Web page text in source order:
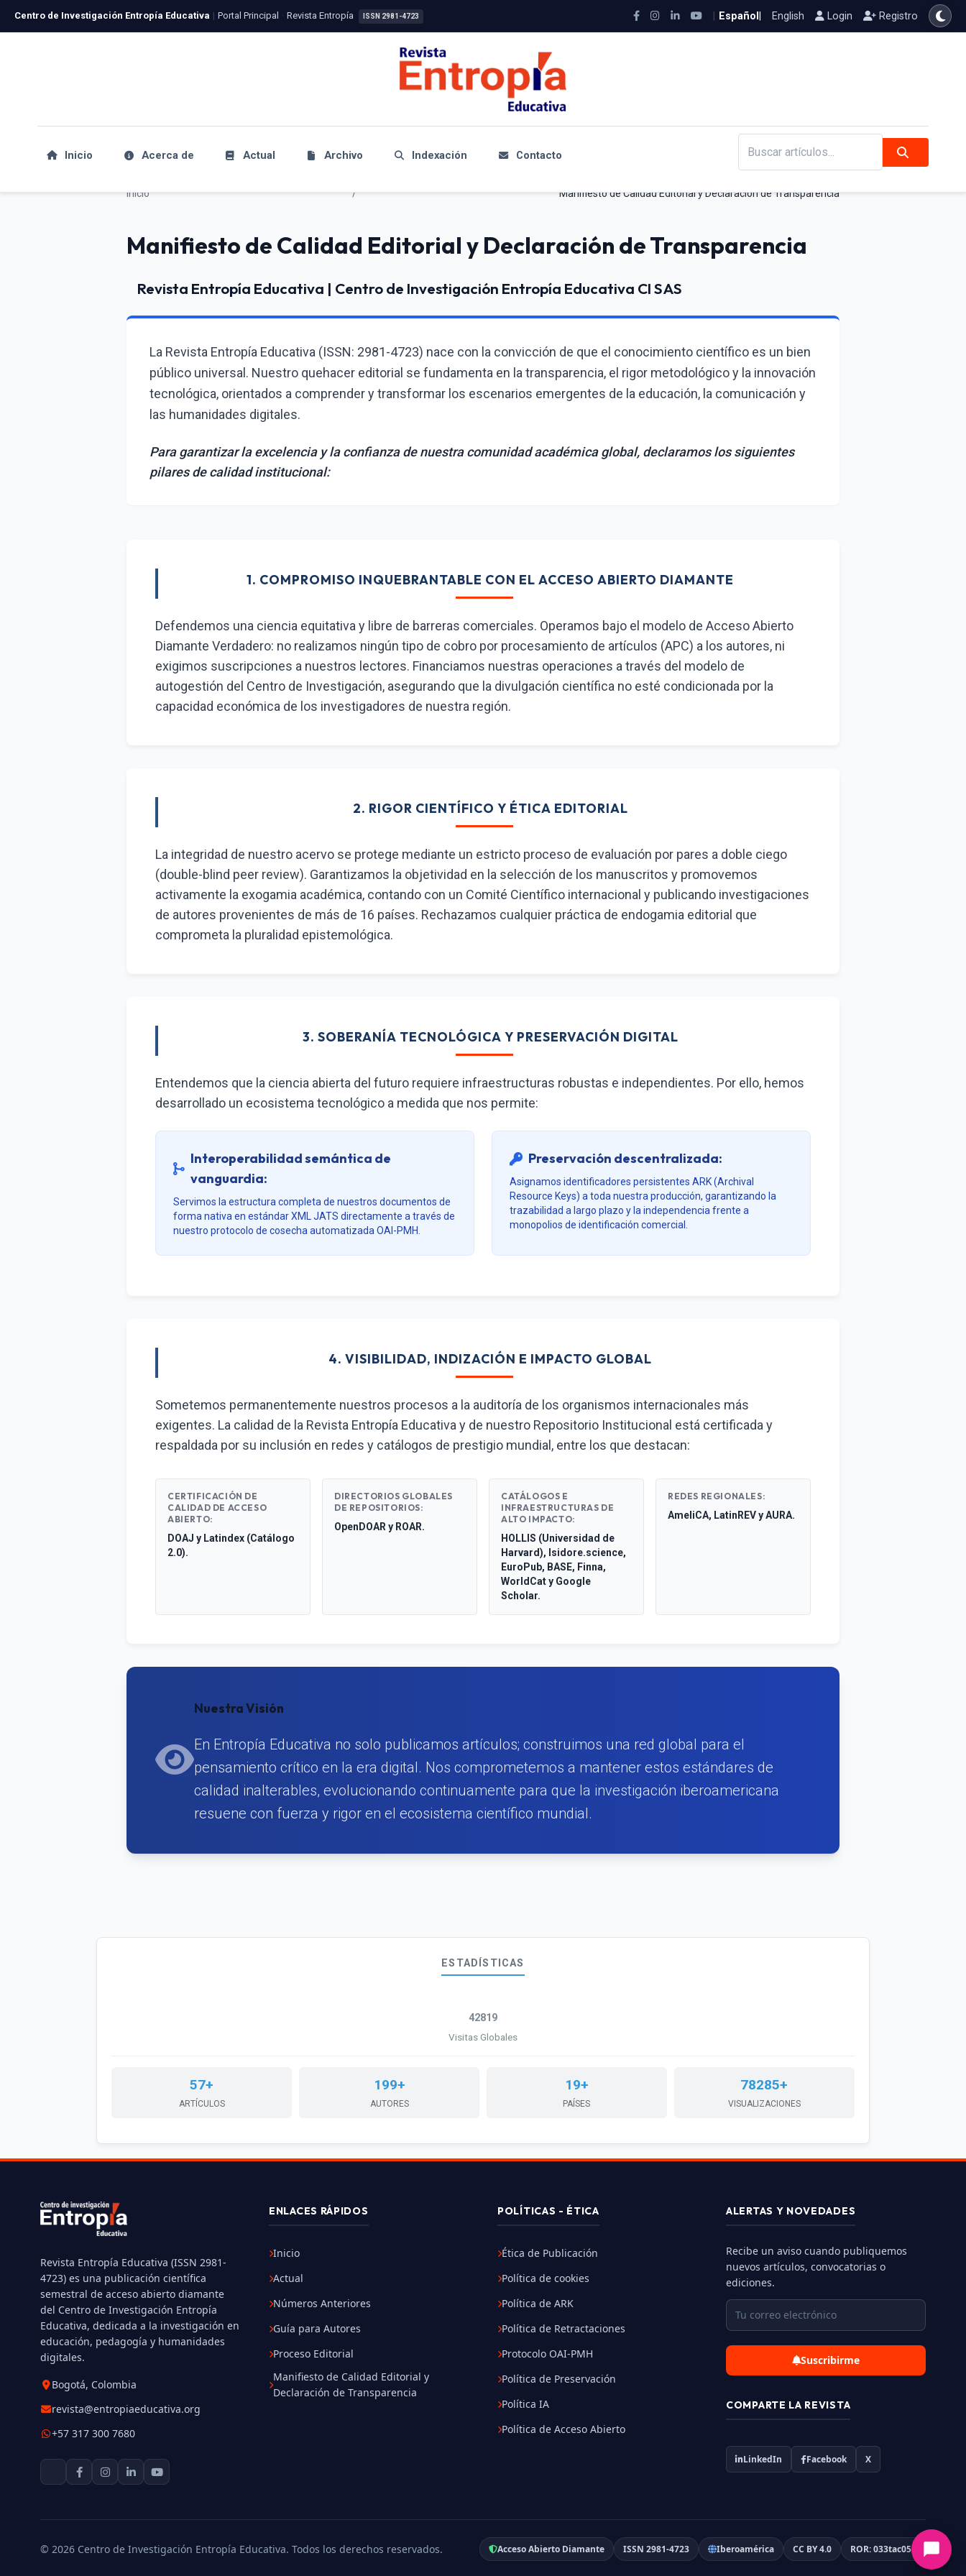
Centro de Investigación Entropía Educativa | Portal Principal · Revista Entropía ISSN 2981-4723 Español English Login Registro
Inicio Acerca de Actual Archivo Indexación Contacto Buscar artículos...
Inicio / Manifiesto de Calidad Editorial y Declaración de Transparencia
Manifiesto de Calidad Editorial y Declaración de Transparencia
Revista Entropía Educativa | Centro de Investigación Entropía Educativa CI SAS
La Revista Entropía Educativa (ISSN: 2981-4723) nace con la convicción de que el conocimiento científico es un bien
público universal. Nuestro quehacer editorial se fundamenta en la transparencia, el rigor metodológico y la innovación
tecnológica, orientados a comprender y transformar los escenarios emergentes de la educación, la comunicación y
las humanidades digitales.
Para garantizar la excelencia y la confianza de nuestra comunidad académica global, declaramos los siguientes
pilares de calidad institucional:
1. COMPROMISO INQUEBRANTABLE CON EL ACCESO ABIERTO DIAMANTE
Defendemos una ciencia equitativa y libre de barreras comerciales. Operamos bajo el modelo de Acceso Abierto
Diamante Verdadero: no realizamos ningún tipo de cobro por procesamiento de artículos (APC) a los autores, ni
exigimos suscripciones a nuestros lectores. Financiamos nuestras operaciones a través del modelo de
autogestión del Centro de Investigación, asegurando que la divulgación científica no esté condicionada por la
capacidad económica de los investigadores de nuestra región.
2. RIGOR CIENTÍFICO Y ÉTICA EDITORIAL
La integridad de nuestro acervo se protege mediante un estricto proceso de evaluación por pares a doble ciego
(double-blind peer review). Garantizamos la objetividad en la selección de los manuscritos y promovemos
activamente la exogamia académica, contando con un Comité Científico internacional y publicando investigaciones
de autores provenientes de más de 16 países. Rechazamos cualquier práctica de endogamia editorial que
comprometa la pluralidad epistemológica.
3. SOBERANÍA TECNOLÓGICA Y PRESERVACIÓN DIGITAL
Entendemos que la ciencia abierta del futuro requiere infraestructuras robustas e independientes. Por ello, hemos
desarrollado un ecosistema tecnológico a medida que nos permite:
Interoperabilidad semántica de
vanguardia:
Servimos la estructura completa de nuestros documentos de
forma nativa en estándar XML JATS directamente a través de
nuestro protocolo de cosecha automatizada OAI-PMH.
Preservación descentralizada:
Asignamos identificadores persistentes ARK (Archival
Resource Keys) a toda nuestra producción, garantizando la
trazabilidad a largo plazo y la independencia frente a
monopolios de identificación comercial.
4. VISIBILIDAD, INDIZACIÓN E IMPACTO GLOBAL
Sometemos permanentemente nuestros procesos a la auditoría de los organismos internacionales más
exigentes. La calidad de la Revista Entropía Educativa y de nuestro Repositorio Institucional está certificada y
respaldada por su inclusión en redes y catálogos de prestigio mundial, entre los que destacan:
CERTIFICACIÓN DE
CALIDAD DE ACCESO
ABIERTO:
DOAJ y Latindex (Catálogo
2.0).
DIRECTORIOS GLOBALES
DE REPOSITORIOS:
OpenDOAR y ROAR.
CATÁLOGOS E
INFRAESTRUCTURAS DE
ALTO IMPACTO:
HOLLIS (Universidad de
Harvard), Isidore.science,
EuroPub, BASE, Finna,
WorldCat y Google
Scholar.
REDES REGIONALES:
AmeliCA, LatinREV y AURA.
Nuestra Visión
En Entropía Educativa no solo publicamos artículos; construimos una red global para el
pensamiento crítico en la era digital. Nos comprometemos a mantener estos estándares de
calidad inalterables, evolucionando continuamente para que la investigación iberoamericana
resuene con fuerza y rigor en el ecosistema científico mundial.
ESTADÍSTICAS
42819
Visitas Globales
57+
ARTÍCULOS
199+
AUTORES
19+
PAÍSES
78285+
VISUALIZACIONES
Revista Entropía Educativa (ISSN 2981-
4723) es una publicación científica
semestral de acceso abierto diamante
del Centro de Investigación Entropía
Educativa, dedicada a la investigación en
educación, pedagogía y humanidades
digitales.
Bogotá, Colombia
revista@entropiaeducativa.org
+57 317 300 7680
ENLACES RÁPIDOS
Inicio
Actual
Números Anteriores
Guía para Autores
Proceso Editorial
Manifiesto de Calidad Editorial y
Declaración de Transparencia
POLÍTICAS - ÉTICA
Ética de Publicación
Política de cookies
Política de ARK
Política de Retractaciones
Protocolo OAI-PMH
Política de Preservación
Política IA
Política de Acceso Abierto
ALERTAS Y NOVEDADES
Recibe un aviso cuando publiquemos
nuevos artículos, convocatorias o
ediciones.
Suscribirme
COMPARTE LA REVISTA
LinkedIn Facebook X
© 2026 Centro de Investigación Entropía Educativa. Todos los derechos reservados. Acceso Abierto Diamante ISSN 2981-4723 Iberoamérica CC BY 4.0 ROR: 033tac052